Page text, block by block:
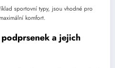
sportovní typy, jsou vhodné pro
komfort.
a jejich